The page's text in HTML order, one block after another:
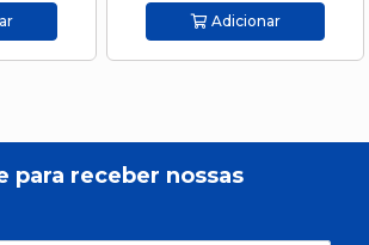
Adicionar
para receber nossas